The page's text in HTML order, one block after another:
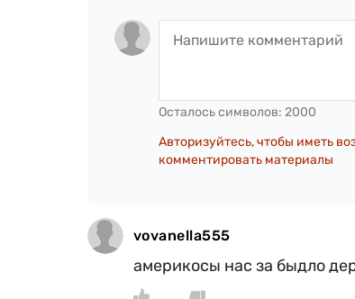
Осталось символов: 2000
Авторизуйтесь, чтобы иметь
комментировать материалы
vovanella555
америкосы нас за быдло